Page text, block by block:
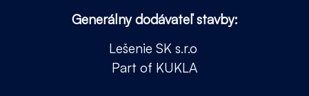
Generálny dodávateľ stavby:
Lešenie SK s.r.o
Part of KUKLA